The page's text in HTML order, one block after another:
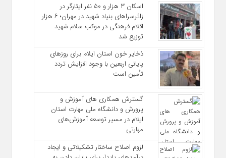
اسکان ۳ هزار و ۵۰ نفر ایثارگر در
زائرسراهای بنیاد شهید در مهران؛ ۶ هزار
اقلام فرهنگی در موکب سلام شهید
توزیع شد
ذخایر خون استان ایلام برای روزهای
پایانی اربعین با وجود افزایش تردد
تأمین است
گسترش همکاری‌ های آموزش و
پرورش و دانشگاه ملی مهارت استان
ایلام در مسیر توسعه آموزش‌های
مهارتی
لزوم اصلاح ساختار تشکیلاتی و ایجاد